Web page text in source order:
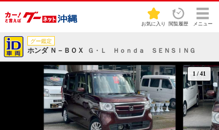
お気に入り 閲覧履歴 メニュー
グー鑑定
ホンダ Ｎ－ＢＯＸ Ｇ・Ｌ Ｈｏｎｄａ ＳＥＮＳＩＮＧ
1 /41